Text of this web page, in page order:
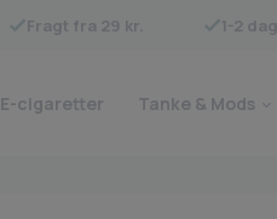
Fragt fra 29 kr. 1-2
E-cigaretter Tanke & Mods